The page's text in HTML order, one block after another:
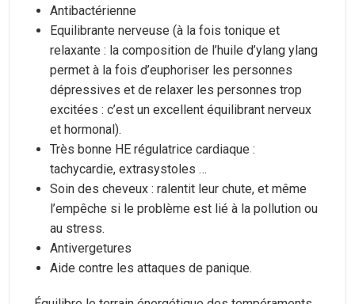
Antibactérienne
Equilibrante nerveuse (à la fois tonique et
relaxante : la composition de l’huile d’ylang ylang
permet à la fois d’euphoriser les personnes
dépressives et de relaxer les personnes trop
excitées : c’est un excellent équilibrant nerveux
et hormonal).
Très bonne HE régulatrice cardiaque :
tachycardie, extrasystoles …
Soin des cheveux : ralentit leur chute, et même
l’empêche si le problème est lié à la pollution ou
au stress.
Antivergetures
Aide contre les attaques de panique.